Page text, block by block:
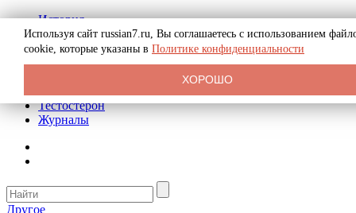
История
Биография
Криминал
Реклама на сайте
Тестостерон
Журналы
Другое
Используя сайт russian7.ru, Вы соглашаетесь с использованием
cookie, которые указаны в Политике конфиденциальности
ХОРОШО